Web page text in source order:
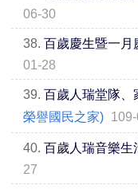
06-30
38. 百歲慶生暨一月
01-28
39. 百歲人瑞堂隊、
榮譽國民之家)
40. 百歲人瑞音樂生
27